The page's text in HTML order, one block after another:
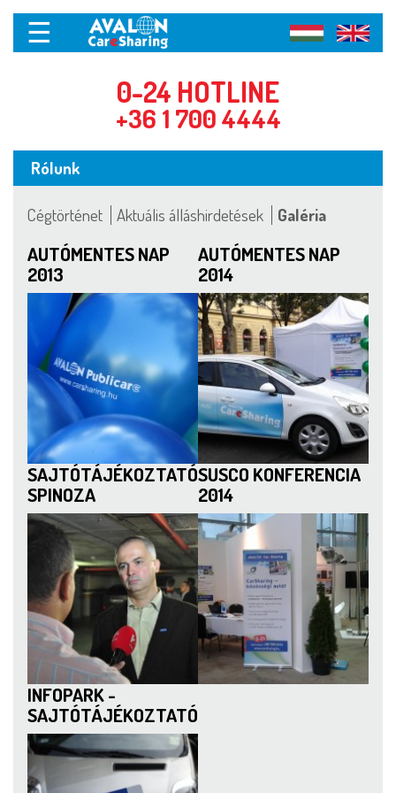
☰
0-24 HOTLINE
+36 1 700 4444
Rólunk
Cégtörténet Aktuális álláshirdetések Galéria
AUTÓMENTES NAP
2013
AUTÓMENTES NAP
2014
SAJTÓTÁJÉKOZTATÓ
SPINOZA
SUSCO KONFERENCIA
2014
INFOPARK -
SAJTÓTÁJÉKOZTATÓ